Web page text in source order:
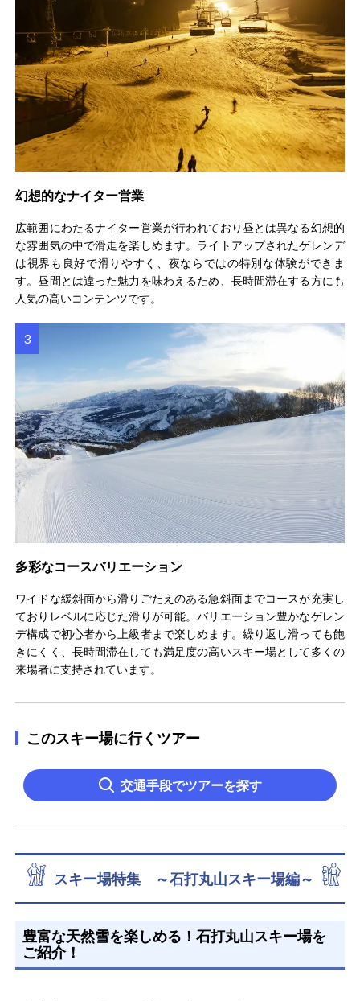
幻想的なナイター営業
広範囲にわたるナイター営業が行われており昼とは異なる幻想的
な雰囲気の中で滑走を楽しめます。ライトアップされたゲレンデ
は視界も良好で滑りやすく、夜ならではの特別な体験ができま
す。昼間とは違った魅力を味わえるため、長時間滞在する方にも
人気の高いコンテンツです。
多彩なコースバリエーション
ワイドな緩斜面から滑りごたえのある急斜面までコースが充実し
ておりレベルに応じた滑りが可能。バリエーション豊かなゲレン
デ構成で初心者から上級者まで楽しめます。繰り返し滑っても飽
きにくく、長時間滞在しても満足度の高いスキー場として多くの
来場者に支持されています。
このスキー場に行くツアー
交通手段でツアーを探す
スキー場特集 ～石打丸山スキー場編～
豊富な天然雪を楽しめる！石打丸山スキー場を
ご紹介！